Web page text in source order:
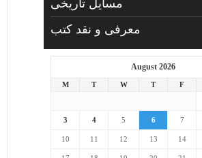
مسایل تاریخی
معرفی و نقد کتب
August 2026
M T W T F
3 4 5 6 7
10 11 12 13 14